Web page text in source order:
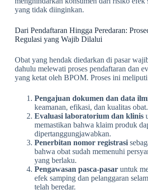
yang tidak diinginkan.
Dari Pendaftaran Hingga Peredaran:
Regulasi yang Wajib Dilalui
Obat yang hendak diedarkan di pasar
dahulu melewati proses pendaftaran dan
yang ketat oleh BPOM. Proses ini
Pengajuan dokumen dan data
keamanan, efikasi, dan kualitas obat.
Evaluasi laboratorium dan klinis
memastikan bahwa klaim produk
dipertanggungjawabkan.
Penerbitan nomor registrasi
bahwa obat sudah memenuhi
yang berlaku.
Pengawasan pasca-pasar untuk
efek samping dan pelanggaran
telah beredar.